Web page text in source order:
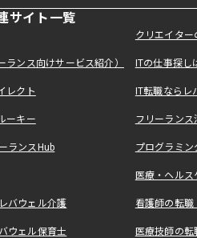
サイト一覧
クリエイタ
ランス向けサービス紹介） ITの仕事探
レクト IT転職なら
ーキー フリーラン
ランスHub プログラミ
医療・ヘル
バウェル介護 看護師の転
ウェル保育士 医療技師の